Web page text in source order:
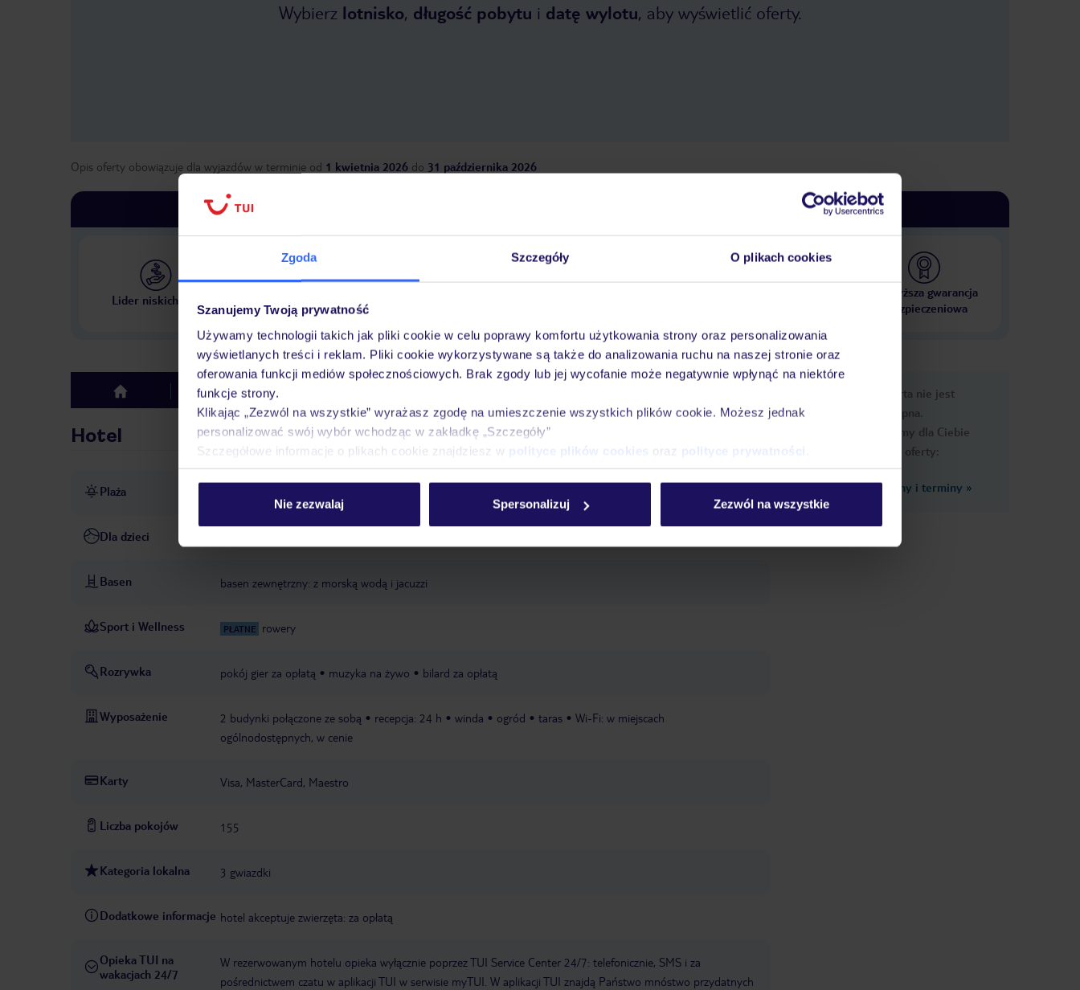
Zgoda Szczegóły O plikach cookies
Szanujemy Twoją prywatność
Używamy technologii takich jak pliki cookie w celu poprawy komfortu użytkowania strony oraz personalizowania
wyświetlanych treści i reklam. Pliki cookie wykorzystywane są także do analizowania ruchu na naszej stronie oraz
oferowania funkcji mediów społecznościowych. Brak zgody lub jej wycofanie może negatywnie wpłynąć na niektóre
funkcje strony.
Klikając „Zezwól na wszystkie” wyrażasz zgodę na umieszczenie wszystkich plików cookie. Możesz jednak
personalizować swój wybór wchodząc w zakładkę „Szczegóły”
Szczegółowe informacje o plikach cookie znajdziesz w polityce plików cookies oraz polityce prywatności
Nie zezwalaj Spersonalizuj Zezwól na wszystkie
kościoła nie wejdziemy bo w sezonie
nie ma podobno szans na bilety, co
okazało się nieprawdą, bo po
powrocie do hotelu, bez problemu
zamówiliśmy sobie te bilety na
pojechaliśmy sami.
Wybierz lotnisko, długość pobytu i datę wylotu, aby wyświetlić oferty.
Opis oferty obowiązuje dla wyjazdów w terminie od 1 kwietnia 2026 do 31 października 2026
Lider niskich cen
w Polsce
Najwyższa gwarancja
ubezpieczeniowa
top Hotel
Hotel
Plaża
Dla dzieci
Basen basen zewnętrzny: z morską wodą i jacuzzi
Sport i Wellness PŁATNE rowery
Rozrywka pokój gier za opłatą muzyka na żywo bilard za opłatą
Wyposażenie 2 budynki połączone ze sobą recepcja: 24 h winda ogród taras
Wi-Fi: w miejscach
ogólnodostępnych, w cenie
Karty Visa, MasterCard, Maestro
Liczba pokojów 155
Kategoria lokalna 3 gwiazdki
Dodatkowe informacje hotel akceptuje zwierzęta: za opłatą
Opieka TUI na
wakacjach 24/7
W rezerwowanym hotelu opieka wyłącznie poprzez TUI Service Center 24/7: telefonicznie, SMS i za
pośrednictwem czatu w aplikacji TUI w serwisie myTUI. W aplikacji TUI znajdą Państwo mnóstwo przydatnych
Ups, ta oferta nie jest
dostępna.
Przygotowaliśmy dla Ciebie
podobne oferty:
Zobacz inne ceny i terminy »